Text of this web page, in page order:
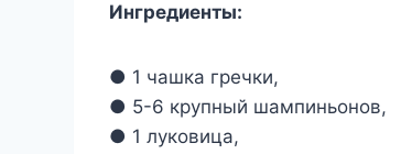
Ингредиенты:
● 1 чашка гречки,
● 5-6 крупный шампиньонов,
● 1 луковица,